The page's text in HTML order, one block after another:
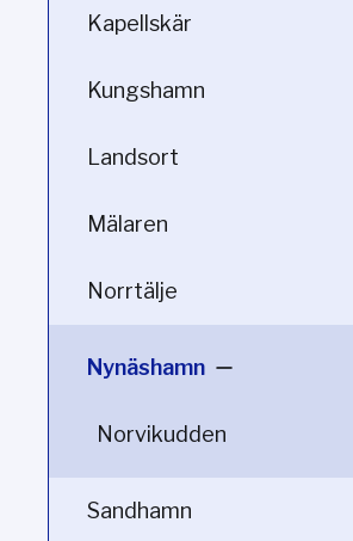
Kapellskär
Kungshamn
Landsort
Mälaren
Norrtälje
Nynäshamn
Norvikudden
Sandhamn